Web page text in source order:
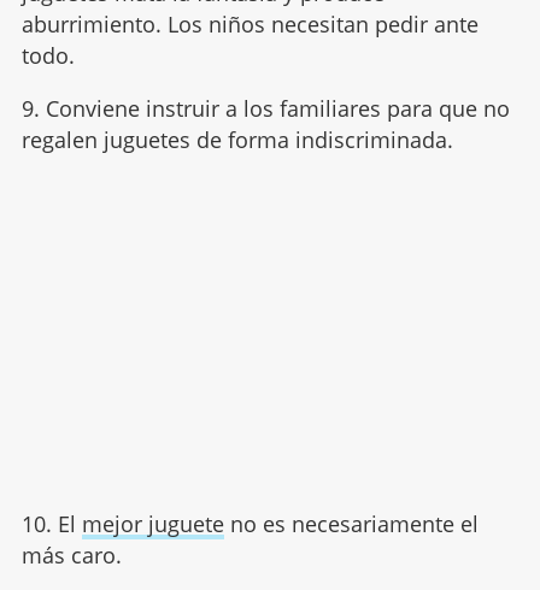
aburrimiento. Los niños necesitan pedir ante
todo.
9. Conviene instruir a los familiares para que no
regalen juguetes de forma indiscriminada.
10. El mejor jugueteno es necesariamente el
más caro.